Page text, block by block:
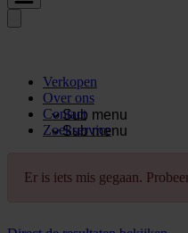
Verkopen
Over ons
Sub menu
Contact
Sub menu
Zoekservice
Er is iets mis gegaan.